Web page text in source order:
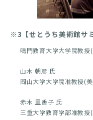
※3【せとうち美術館サ
鳴門教育大学大学院教授
山木 朝彦 氏
岡山大学大学院准教授(
赤木 里香子 氏
三重大学教育学部准教授